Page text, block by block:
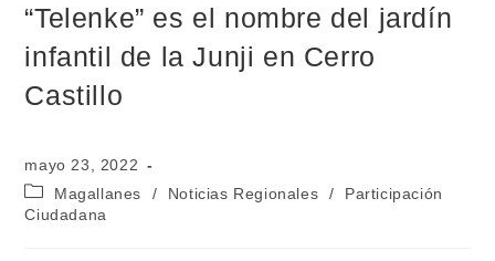
“Telenke” es el nombre del jardín
infantil de la Junji en Cerro
Castillo
mayo 23, 2022
Magallanes
/ Noticias Regionales /
Participación
Ciudadana